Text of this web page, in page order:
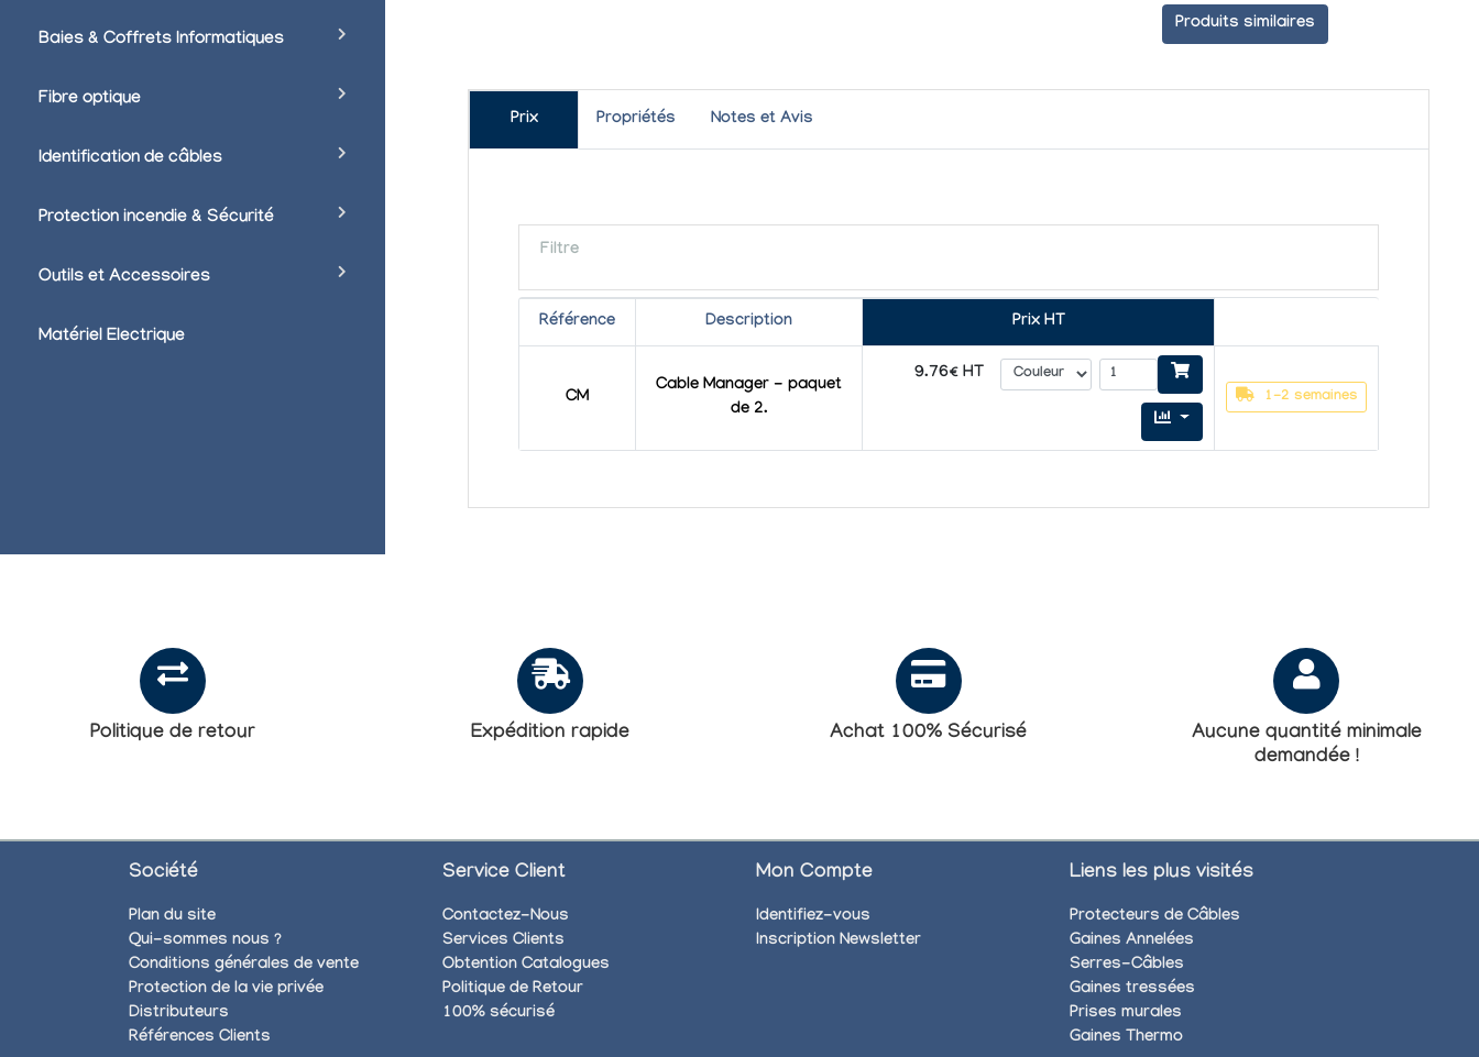
Baies & Coffrets Informatiques
Fibre optique
Identification de câbles
Protection incendie & Sécurité
Outils et Accessoires
Matériel Electrique
Produits similaires
Prix Propriétés Notes et Avis
Filtre
Référence Description Prix HT
CM
Cable Manager - paquet
de 2.
9.76€ HT
1-2 semaines
Politique de retour Expédition rapide Achat 100% Sécurisé
Aucune quantité minimale
demandée !
Société
Plan du site
Qui-sommes nous ?
Conditions générales de vente
Protection de la vie privée
Distributeurs
Références Clients
Service Client
Contactez-Nous
Services Clients
Obtention Catalogues
Politique de Retour
100% sécurisé
Mon Compte
Identifiez-vous
Inscription Newsletter
Liens les plus visités
Protecteurs de Câbles
Gaines Annelées
Serres-Câbles
Gaines tressées
Prises murales
Gaines Thermo